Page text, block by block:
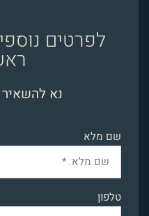
לפרטים
נא
שם מלא
טלפון